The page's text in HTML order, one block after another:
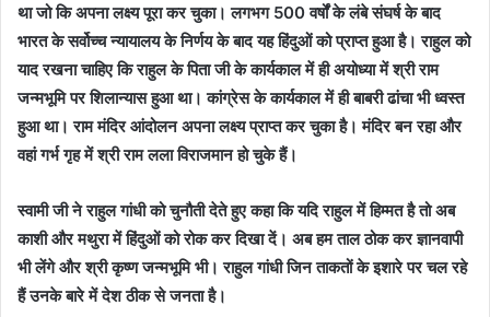
था जो कि अपना लक्ष्य पूरा कर चुका। लगभग 500 वर्षों के लंबे संघर्ष के बाद
भारत के सर्वोच्च न्यायालय के निर्णय के बाद यह हिंदुओं को प्राप्त हुआ है। राहुल को
याद रखना चाहिए कि राहुल के पिता जी के कार्यकाल में ही अयोध्या में श्री राम
जन्मभूमि पर शिलान्यास हुआ था। कांग्रेस के कार्यकाल में ही बाबरी ढांचा भी ध्वस्त
हुआ था। राम मंदिर आंदोलन अपना लक्ष्य प्राप्त कर चुका है। मंदिर बन रहा और
वहां गर्भ गृह में श्री राम लला विराजमान हो चुके हैं।
स्वामी जी ने राहुल गांधी को चुनौती देते हुए कहा कि यदि राहुल में हिम्मत है तो अब
काशी और मथुरा में हिंदुओं को रोक कर दिखा दें। अब हम ताल ठोक कर ज्ञानवापी
भी लेंगे और श्री कृष्ण जन्मभूमि भी। राहुल गांधी जिन ताकतों के इशारे पर चल रहे
हैं उनके बारे में देश ठीक से जनता है।